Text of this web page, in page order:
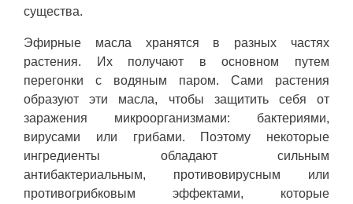
существа.
Эфирные масла хранятся в разных частях
растения. Их получают в основном путем
перегонки с водяным паром. Сами растения
образуют эти масла, чтобы защитить себя от
заражения микроорганизмами: бактериями,
вирусами или грибами. Поэтому некоторые
ингредиенты обладают сильным
антибактериальным, противовирусным или
противогрибковым эффектами, которые